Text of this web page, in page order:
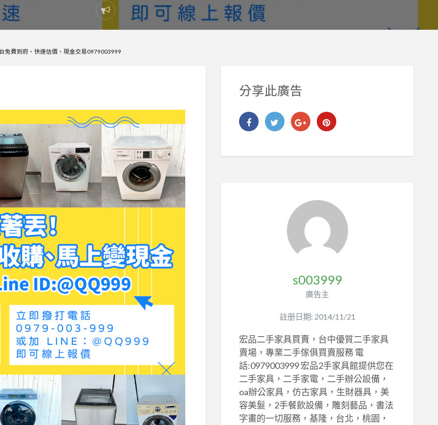
Report
problem
免費到府、快速估價、現金交易0979003999
分享此廣告
s003999
廣告主
註册日期: 2014/11/21
宏品二手家具買賣，台中優質二手家具
賣場，專業二手傢俱買賣服務 電
話:0979003999 宏品2手家具館提供您在
二手家具，二手家電，二手辦公設備，
oa辦公家具，仿古家具，生財器具，美
容美髮，2手餐飲設備，雕刻藝品，書法
字畫的一切服務，基隆，台北，桃園，